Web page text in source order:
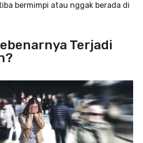
bermimpi atau nggak berada di
Terjadi